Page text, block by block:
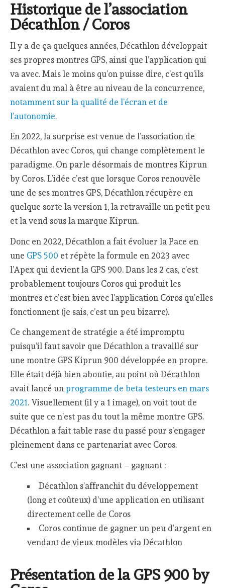
Historique de l’association
Décathlon / Coros
Il y a de ça quelques années, Décathlon développait
ses propres montres GPS, ainsi que l’application qui
va avec. Mais le moins qu’on puisse dire, c’est qu’ils
avaient du mal à être au niveau de la concurrence,
notamment sur la qualité de l’écran et de
l’autonomie.
En 2022, la surprise est venue de l’association de
Décathlon avec Coros, qui change complètement le
paradigme. On parle désormais de montres Kiprun
by Coros. L’idée c’est que lorsque Coros renouvèle
une de ses montres GPS, Décathlon récupère en
quelque sorte la version 1, la retravaille un petit peu
et la vend sous la marque Kiprun.
Donc en 2022, Décathlon a fait évoluer la Pace en
une GPS 500 et répète la formule en 2023 avec
l’Apex qui devient la GPS 900. Dans les 2 cas, c’est
probablement toujours Coros qui produit les
montres et c’est bien avec l’application Coros qu’elles
fonctionnent (je sais, c’est un peu bizarre).
Ce changement de stratégie a été impromptu
puisqu’il faut savoir que Décathlon a travaillé sur
une montre GPS Kiprun 900 développée en propre.
Elle était déjà bien aboutie, au point où Décathlon
avait lancé unprogramme de beta testeurs en mars
2021. Visuellement (il y a 1 image), on voit tout de
suite que ce n’est pas du tout la même montre GPS.
Décathlon a fait table rase du passé pour s’engager
pleinement dans ce partenariat avec Coros.
C’est une association gagnant – gagnant :
Décathlon s’affranchit du développement
(long et coûteux) d’une application en utilisant
directement celle de Coros
Coros continue de gagner un peu d’argent en
vendant de vieux modèles via Décathlon
Présentation de la GPS 900 by